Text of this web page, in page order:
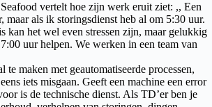
vertelt hoe zijn werk eruit ziet: ,, Een
maar als ik storingsdienst heb al om 5:30 uur.
kan het wel even stressen zijn, maar gelukkig
uur helpen. We werken in een team van
te maken met geautomatiseerde processen,
iets misgaan. Geeft een machine een error
is de technische dienst. Als TD’er ben je